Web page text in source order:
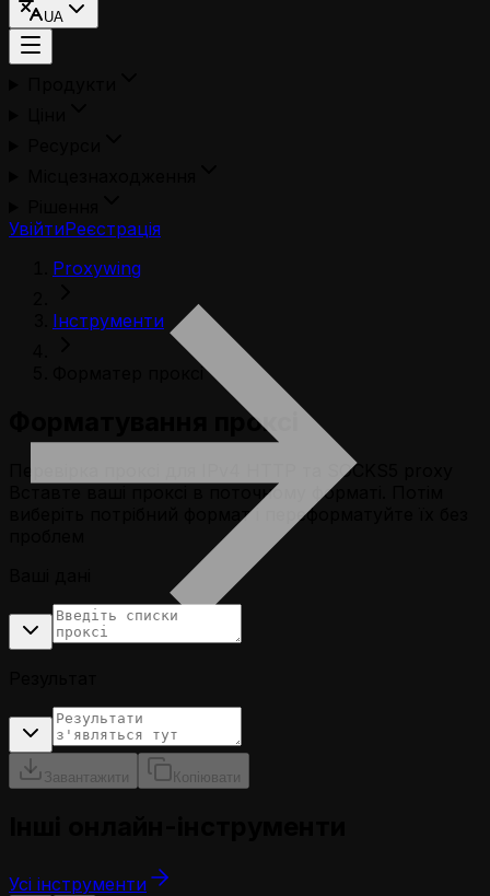
UA
УвійтиРеєстрація
Proxywing
Інструменти
Форматер проксі
Форматування проксі
Перевірка проксі для IPv4 HTTP та SOCKS5 proxy
Вставте ваші проксі в поточному форматі. Потім
виберіть потрібний формат і переформатуйте їх без
Завантажити Копіювати
Усі інструменти